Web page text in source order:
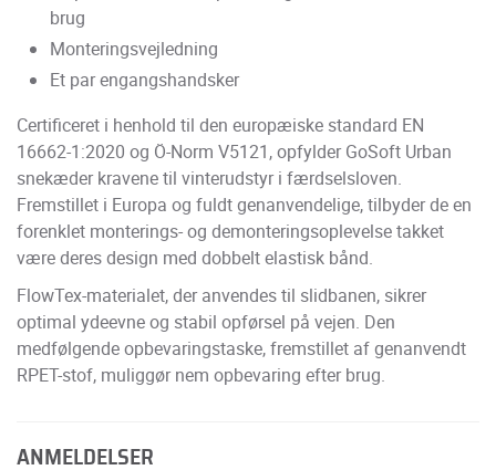
brug
Monteringsvejledning
Et par engangshandsker
Certificeret i henhold til den europæiske standard EN
16662-1:2020 og Ö-Norm V5121, opfylder GoSoft Urban
snekæder kravene til vinterudstyr i færdselsloven.
Fremstillet i Europa og fuldt genanvendelige, tilbyder de en
forenklet monterings- og demonteringsoplevelse takket
være deres design med dobbelt elastisk bånd.
FlowTex-materialet, der anvendes til slidbanen, sikrer
optimal ydeevne og stabil opførsel på vejen. Den
medfølgende opbevaringstaske, fremstillet af genanvendt
RPET-stof, muliggør nem opbevaring efter brug.
ANMELDELSER